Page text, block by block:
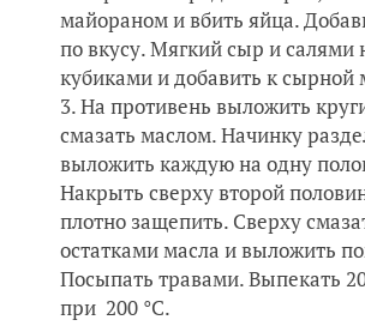
майораном и вбить яйца.
по вкусу. Мягкий сыр и салями
кубиками и добавить к сырной
На противень выложить
смазать маслом. Начинку
выложить каждую на одну
Накрыть сверху второй
плотно защепить. Сверху
остатками масла и выложить
Посыпать травами. Выпекать
при 200 °С.